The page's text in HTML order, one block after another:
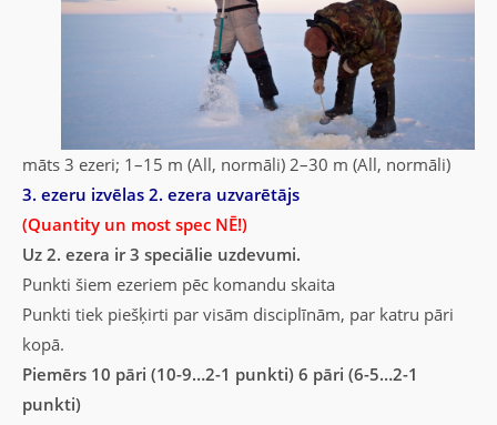
māts 3 ezeri; 1–15 m (All, normāli) 2–30 m (All, normāli)
3. ezeru izvēlas 2. ezera uzvarētājs
(Quantity un most spec NĒ!)
Uz 2. ezera ir 3 speciālie uzdevumi.
Punkti šiem ezeriem pēc komandu skaita
Punkti tiek piešķirti par visām disciplīnām, par katru pāri
kopā.
Piemērs 10 pāri (10-9…2-1 punkti) 6 pāri (6-5…2-1
punkti)